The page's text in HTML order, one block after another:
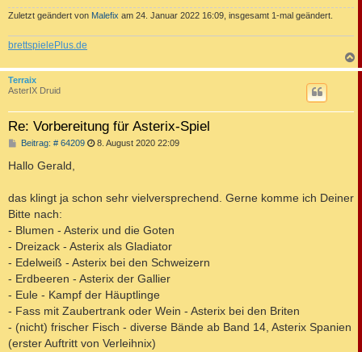
Zuletzt geändert von Malefix am 24. Januar 2022 16:09, insgesamt 1-mal geändert.
brettspielePlus.de
a
Terraix
AsterIX Druid
Re: Vorbereitung für Asterix-Spiel
Beitrag: # 64209B
a
g
8. August 2020 22:09
Hallo Gerald,
das klingt ja schon sehr vielversprechend. Gerne komme ich Deiner
Bitte nach:
- Blumen - Asterix und die Goten
- Dreizack - Asterix als Gladiator
- Edelweiß - Asterix bei den Schweizern
- Erdbeeren - Asterix der Gallier
- Eule - Kampf der Häuptlinge
- Fass mit Zaubertrank oder Wein - Asterix bei den Briten
- (nicht) frischer Fisch - diverse Bände ab Band 14, Asterix Spanien
(erster Auftritt von Verleihnix)